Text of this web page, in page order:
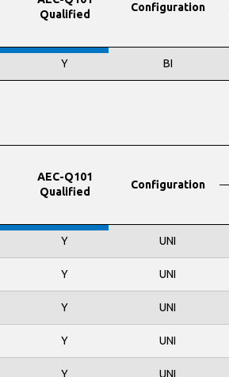
Qualified
Configuration
Y BI
AEC-Q101
Qualified
Configuration
Y UNI
Y UNI
Y UNI
Y UNI
Y UNI